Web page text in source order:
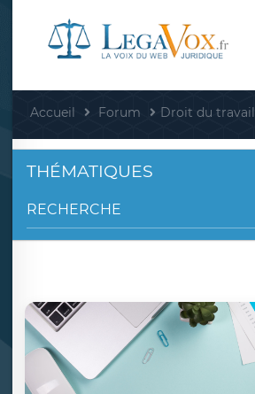
Accueil Forum Droit du travail
THÉMATIQUES